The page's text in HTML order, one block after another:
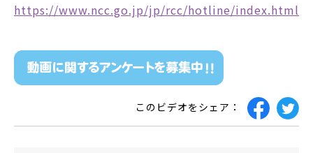
https://www.ncc.go.jp/jp/rcc/hotline/index.html
このビデオをシェア：